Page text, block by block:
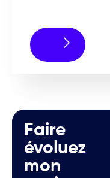
Faire
évoluez
mon